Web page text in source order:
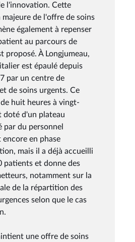
l'innovation. Cette
de l'offre de soins
également à repenser
au parcours de
proposé. À Longjumeau,
est épaulé depuis
par un centre de
de soins urgents. Ce
huit heures à vingt-
doté d'un plateau
par du personnel
encore en phase
mais il a déjà accueilli
patients et donne des
notamment sur la
de la répartition des
selon que le cas
une offre de soins